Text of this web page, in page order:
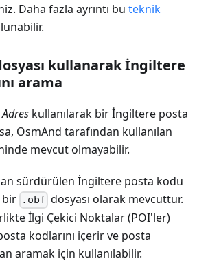
Daha fazla ayrıntı bu teknik
kullanarak İngiltere
arama
kullanılarak bir İngiltere posta
OsmAnd tarafından kullanılan
mevcut olmayabilir.
sürdürülen İngiltere posta kodu
bir .obf dosyası olarak mevcuttur.
İlgi Çekici Noktalar (POI'ler)
kodlarını içerir ve posta
aramak için kullanılabilir.